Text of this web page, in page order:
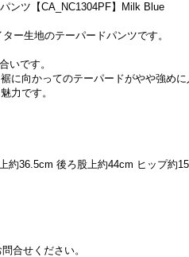
ンツ【CA_NC1304PF】Milk Blue
ー生地のテーパードパンツです。
いです。
に向かってのテーパードがやや強めに
力です。
36.5cm 後ろ股上約44cm ヒップ約
合せください。